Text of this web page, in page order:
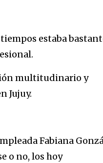
estaba
multitudinario y
Jujuy.
Fabiana
o no, los hoy